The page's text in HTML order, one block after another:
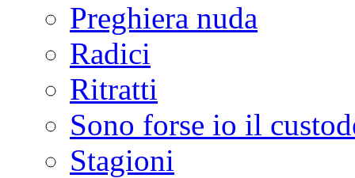
Preghiera nuda
Radici
Ritratti
Sono forse io il
Stagioni